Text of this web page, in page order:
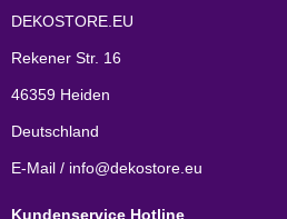
DEKOSTORE.EU
Rekener Str. 16
46359 Heiden
Deutschland
E-Mail / info@dekostore.eu
Kundenservice Hotline